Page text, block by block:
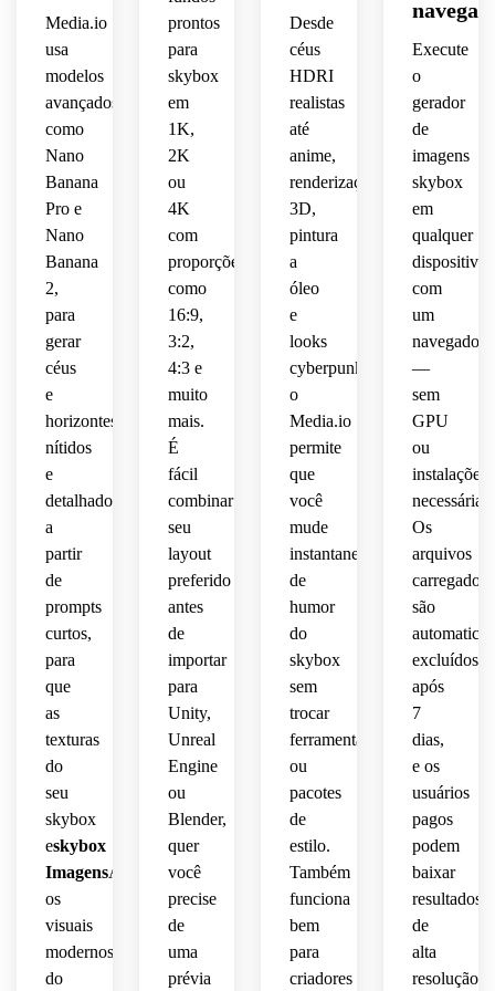
aberto.
fracas
de
montanhas
ao
redor
sinistro
ambiente
de
360
graus
mundos
de
RPG
de
fantasia
sensação
suave,
adapta
exploração
aconchegantes.
transições
de
meditativas
aconchegantes.
360
graus
adaptado
construção
de
reflexos,
pano
fundo
completo
de
360
graus
para
corredores
e
jogos
de
ritmo.
Media.io
usa
modelos
avançados,
como
Nano
Banana
Pro e
Nano
Banana
2,
para
gerar
céus
e
horizontes
nítidos
e
detalhados
a
partir
de
prompts
curtos,
para
que
as
texturas
do
seu
skybox
eskybox
ImagensAcompanhe
os
visuais
modernos
do
prontos
para
skybox
em
1K,
2K
ou
4K
com
proporções
como
16:9,
3:2,
4:3 e
muito
mais.
É
fácil
combinar
seu
layout
preferido
antes
de
importar
para
Unity,
Unreal
Engine
ou
Blender,
quer
você
precise
de
uma
prévia
Desde
céus
HDRI
realistas
até
anime,
renderização
3D,
pintura
a
óleo
e
looks
cyberpunk,
o
Media.io
permite
que
você
mude
instantaneamente
de
humor
do
skybox
sem
trocar
ferramentas
ou
pacotes
de
estilo.
Também
funciona
bem
para
criadores
Execute
o
gerador
de
imagens
skybox
em
qualquer
dispositivo
com
um
navegador
—
sem
GPU
ou
instalações
necessárias.
Os
arquivos
carregados
são
excluídos
após
7
dias,
e os
usuários
pagos
podem
baixar
resultados
de
alta
resolução